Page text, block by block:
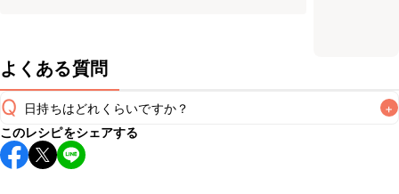
よくある質問
Q 日持ちはどれくらいですか？ +
こちらのレシピは出来たてをお召し上がりいただくことをお
すすめします。
このレシピをシェアする